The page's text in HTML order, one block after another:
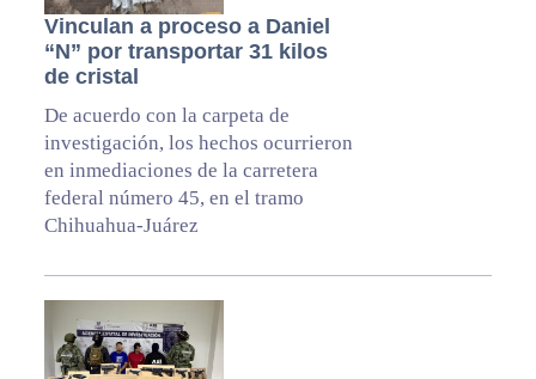
Vinculan a proceso a Daniel
“N” por transportar 31 kilos
de cristal
De acuerdo con la carpeta de
investigación, los hechos ocurrieron
en inmediaciones de la carretera
federal número 45, en el tramo
Chihuahua-Juárez